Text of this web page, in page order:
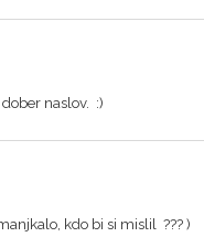
naslov. :)
kdo bi si mislil ??? )